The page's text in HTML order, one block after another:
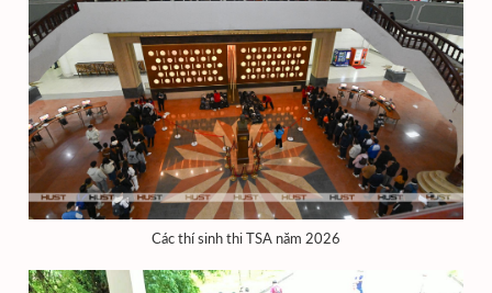
Các thí sinh thi TSA năm 2026